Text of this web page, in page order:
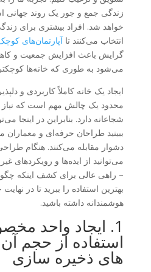
زندگی جمع و جور یک روند جهانی
خواهد شد. افراد بیشتری برای
انتخاب می‌کنند تاآپارتمان‌های
گرایش باعث افزایش جمعیت و
می‌شود به طوری که خانه‌ها
ایجاد یک خانه کاملاً کاربردی و
محدود یک چالش مهم است که
شجاعانه دارد. بنابراین در اینجا
ببینید طراحان حرفه‌ای و معماران
دشوار مقابله می‌کنند. هنگام
می‌توانید از ایده‌ها و رویکردهای
– راهی عالی برای کشف اینکه
بهترین استفاده را ببرید تا در
هوشمندانه داشته باشید.
1. ایجاد واحد
استفاده از حجم
های ذخیره سازی